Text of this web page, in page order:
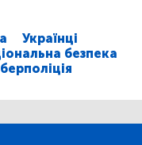
Українці
безпека